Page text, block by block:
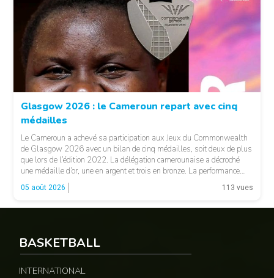
Glasgow 2026 : le Cameroun repart avec cinq
médailles
Le Cameroun a achevé sa participation aux Jeux du Commonwealth
de Glasgow 2026 avec un bilan de cinq médailles, soit deux de plus
que lors de l’édition 2022. La délégation camerounaise a décroché
une médaille d’or, une en argent et trois en bronze. La performance
majeure est venue d’Emmanuel Eseme. Le sprinteur camerounais
s’est imposé […]
05 août 2026 113 vues
BASKETBALL
INTERNATIONAL